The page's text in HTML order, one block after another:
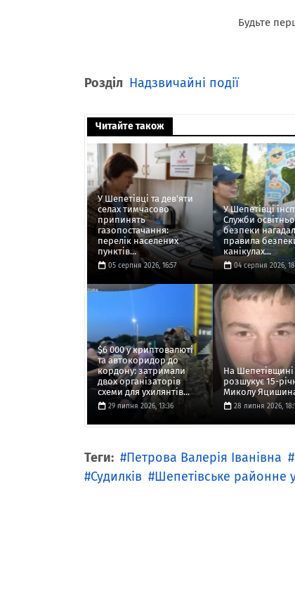
Будьте
Розділ Надзвичайні події
Читайте також
У Шепетівці та дев'яти
селах тимчасово
припинять
газопостачання:
перелік населених
пунктів...
05 серпня 2026, 16:57
У Шепетівці
Служби
безпеки
правила
канікулах...
04 серпня 2026,
$6 000 у криптовалюті
та автокоридор до
кордону: затримали
двох організаторів
схеми для ухилянтів...
29 липня 2026, 13:36
На Шепетівщині
розшукує 15-
Миколу
28 липня 2026,
Теги: Петрова Валерія Іванівна
Судилків
Шепетівське районне